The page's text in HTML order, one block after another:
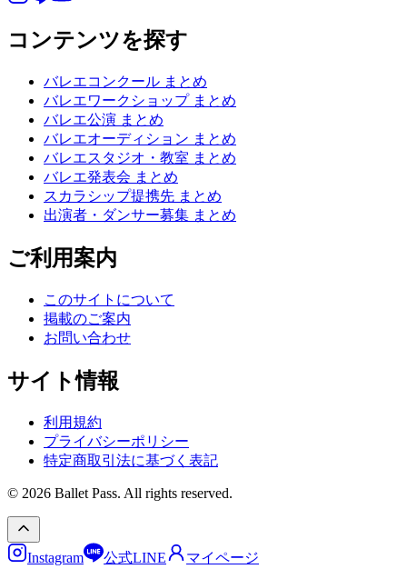
コンテンツを探す
バレエコンクール まとめ
バレエワークショップ まとめ
バレエ公演 まとめ
バレエオーディション まとめ
バレエスタジオ・教室 まとめ
バレエ発表会 まとめ
スカラシップ提携先 まとめ
出演者・ダンサー募集 まとめ
ご利用案内
このサイトについて
掲載のご案内
お問い合わせ
サイト情報
利用規約
プライバシーポリシー
特定商取引法に基づく表記
© 2026 Ballet Pass. All rights reserved.
Instagram 公式LINE マイページ